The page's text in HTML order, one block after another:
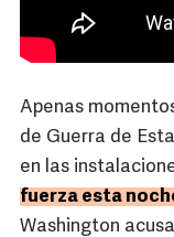
Apenas
de Guerra de
en las
fuerza esta
Washington